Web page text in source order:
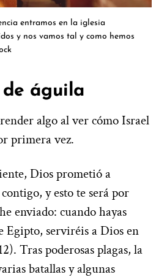
entramos en la iglesia
y nos vamos tal y como hemos
de águila
algo al ver cómo Israel
primera vez.
Dios prometió a
y esto te será por
enviado: cuando hayas
Egipto, serviréis a Dios en
Tras poderosas plagas, la
batallas y algunas